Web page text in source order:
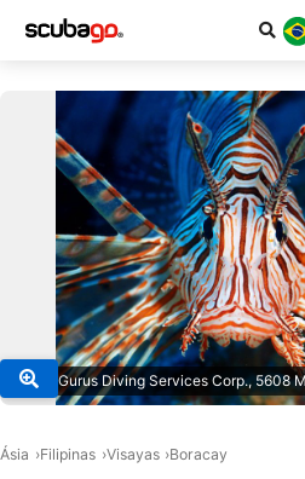
© DiveGurus Diving Services Corp., 5608
Ásia Filipinas Visayas Boracay